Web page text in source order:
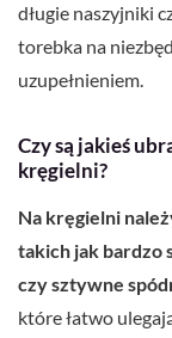
długie naszyjniki
torebka na
uzupełnieniem.
Czy są jakieś
kręgielni?
Na kręgielni
takich jak bardzo
czy sztywne
które łatwo